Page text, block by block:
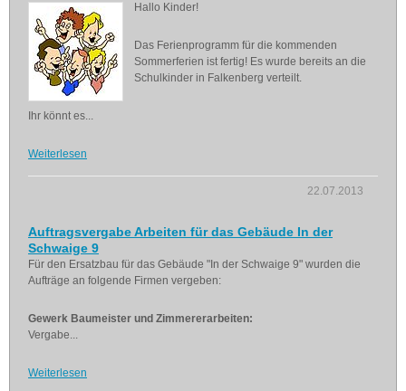
Hallo Kinder!
Das Ferienprogramm für die kommenden
Sommerferien ist fertig! Es wurde bereits an die
Schulkinder in Falkenberg verteilt.
Ihr könnt es...
Weiterlesen
22.07.2013
Auftragsvergabe Arbeiten für das Gebäude In der
Schwaige 9
Für den Ersatzbau für das Gebäude "In der Schwaige 9" wurden die
Aufträge an folgende Firmen vergeben:
Gewerk Baumeister und Zimmererarbeiten:
Vergabe...
Weiterlesen